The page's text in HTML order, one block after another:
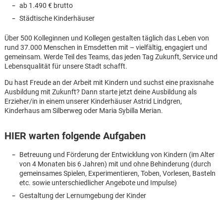
ab 1.490 € brutto
Städtische Kinderhäuser
Über 500 Kolleginnen und Kollegen gestalten täglich das Leben von
rund 37.000 Menschen in Emsdetten mit – vielfältig, engagiert und
gemeinsam. Werde Teil des Teams, das jeden Tag Zukunft, Service und
Lebensqualität für unsere Stadt schafft.
Du hast Freude an der Arbeit mit Kindern und suchst eine praxisnahe
Ausbildung mit Zukunft? Dann starte jetzt deine Ausbildung als
Erzieher/in in einem unserer Kinderhäuser Astrid Lindgren,
Kinderhaus am Silberweg oder Maria Sybilla Merian.
HIER warten folgende Aufgaben
Betreuung und Förderung der Entwicklung von Kindern (im Alter
von 4 Monaten bis 6 Jahren) mit und ohne Behinderung (durch
gemeinsames Spielen, Experimentieren, Toben, Vorlesen, Basteln
etc. sowie unterschiedlicher Angebote und Impulse)
Gestaltung der Lernumgebung der Kinder
Karte anzeigen